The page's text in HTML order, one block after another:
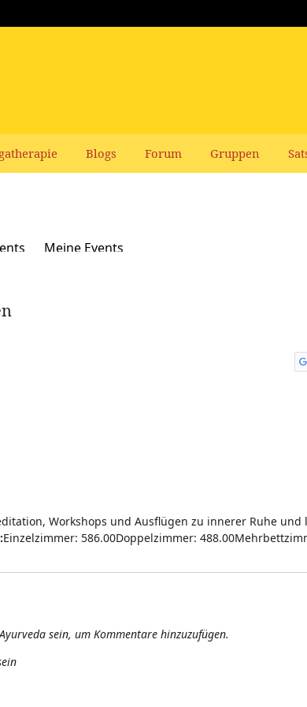
Blogs Forum Gruppen
Meine Events
Workshops und Ausflügen zu innerer Ruhe
Einzelzimmer: 586.00Doppelzimmer:
sein, um Kommentare hinzuzufügen.